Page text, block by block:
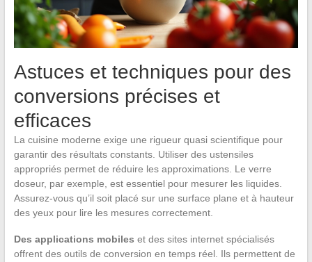
Astuces et techniques pour des
conversions précises et
efficaces
La cuisine moderne exige une rigueur quasi scientifique pour
garantir des résultats constants. Utiliser des ustensiles
appropriés permet de réduire les approximations. Le verre
doseur, par exemple, est essentiel pour mesurer les liquides.
Assurez-vous qu’il soit placé sur une surface plane et à hauteur
des yeux pour lire les mesures correctement.
Des applications mobiles et des sites internet spécialisés
offrent des outils de conversion en temps réel. Ils permettent de